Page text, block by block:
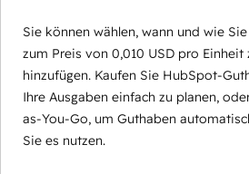
Sie können wählen, wann und wie
zum Preis von 0,010 USD pro Einheit
hinzufügen. Kaufen Sie HubSpot-
Ihre Ausgaben einfach zu planen,
as-You-Go, um Guthaben
Sie es nutzen.